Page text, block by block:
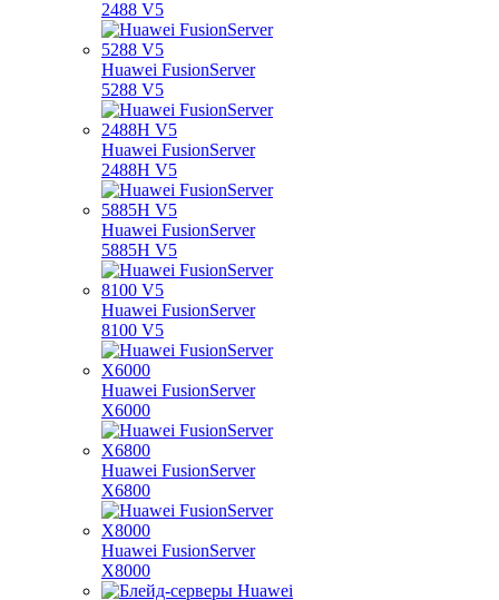
2488 V5
Huawei FusionServer
5288 V5
Huawei FusionServer
2488H V5
Huawei FusionServer
5885H V5
Huawei FusionServer
8100 V5
Huawei FusionServer
X6000
Huawei FusionServer
X6800
Huawei FusionServer
X8000